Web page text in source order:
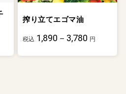
搾り立てエゴマ油
税込 1,890－3,780 円